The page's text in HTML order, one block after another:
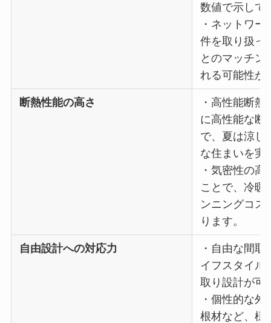
数値で示して
・ネットワ
件を取り扱っ
とのマッチン
れる可能性が
断熱性能の高さ
・高性能断
に高性能な断
で、夏は涼し
な住まいを実
・気密性の
ことで、冷暖
ンニングコス
ります。
自由設計への対応力
・自由な間
イフスタイル
取り設計が可
・個性的な
根材など、様